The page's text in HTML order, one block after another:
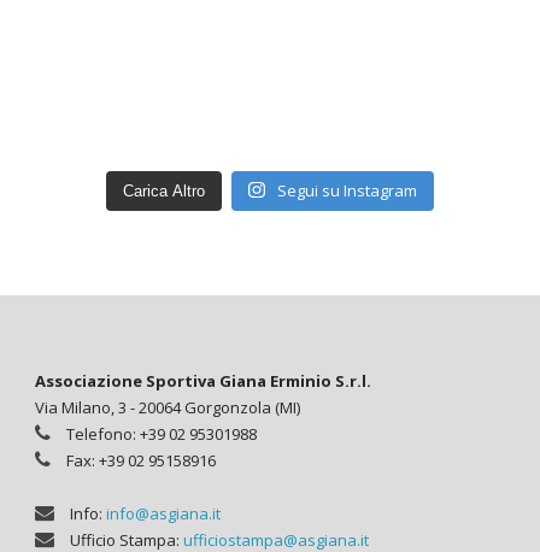
Carica Altro Segui su Instagram
Associazione Sportiva Giana Erminio S.r.l.
Via Milano, 3 - 20064 Gorgonzola (MI)
Telefono: +39 02 95301988
Fax: +39 02 95158916
Info: info@asgiana.it
Ufficio Stampa: ufficiostampa@asgiana.it